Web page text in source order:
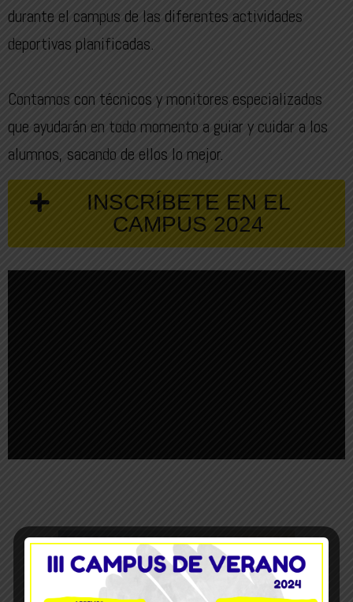
durante el campus de las diferentes actividades
deportivas planificadas.
Contamos con técnicos y monitores especializados
que ayudarán en todo momento a guiar y cuidar a los
alumnos, sacando de ellos lo mejor.
INSCRÍBETE EN EL
CAMPUS 2024